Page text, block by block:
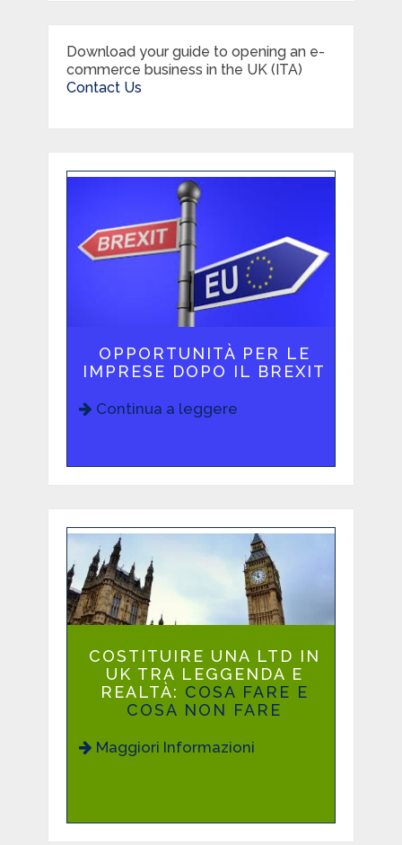
Download your guide to opening an e-
commerce business in the UK (ITA)
Contact Us
OPPORTUNITÀ PER LE
IMPRESE DOPO IL BREXIT
Continua a leggere
COSTITUIRE UNA LTD IN
UK TRA LEGGENDA E
REALTÀ: COSA FARE E
COSA NON FARE
Maggiori Informazioni